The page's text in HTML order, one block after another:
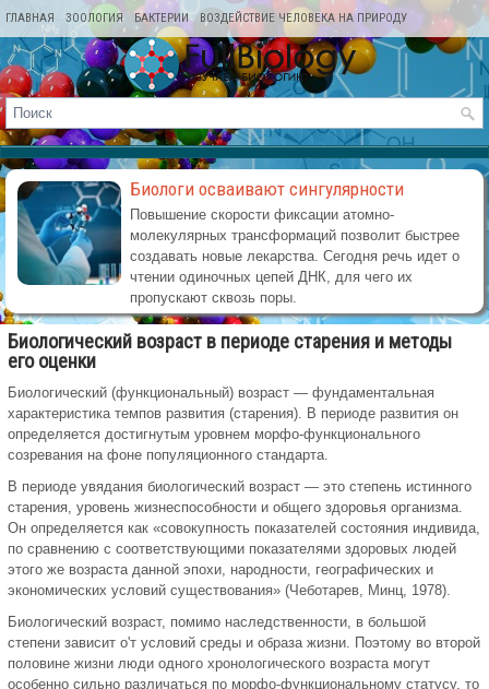
ГЛАВНАЯ ЗООЛОГИЯ БАКТЕРИИ ВОЗДЕЙСТВИЕ ЧЕЛОВЕКА НА ПРИРОДУ
КАРТА САЙТА
Биологи осваивают сингулярности
Повышение скорости фиксации атомно-
молекулярных трансформаций позволит быстрее
создавать новые лекарства. Сегодня речь идет о
чтении одиночных цепей ДНК, для чего их
пропускают сквозь поры.
Биологический возраст в периоде старения и методы
его оценки
Биологический (функциональный) возраст — фундаменталь­ная
характеристика темпов развития (старения). В периоде развития он
определяется достигнутым уровнем морфо-функционального
созревания на фоне популяционного стандарта.
В периоде увядания биологический возраст — это степень истинного
старения, уровень жизнеспособности и общего здоро­вья организма.
Он определяется как «совокупность показате­лей состояния индивида,
по сравнению с соответствующими показателями здоровых людей
этого же возраста данной эпо­хи, народности, географических и
экономических условий существования» (Чеботарев, Минц, 1978).
Биологический возраст, помимо наследственности, в боль­шой
степени зависит о'т условий среды и образа жизни. По­этому во второй
половине жизни люди одного хронологичес­кого возраста могут
особенно сильно различаться по морфо-функциональному статусу, то